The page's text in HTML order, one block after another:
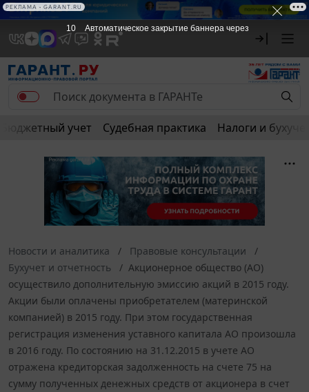
Бюджетный учет Судебная практика Налоги и
Новости и аналитика
Правовые консультации
Бухучет и отчетность
Акционерное общество (АО)
осуществило дополнительную эмиссию акций в 2015 году.
Акции были оплачены приобретателем (материнской
компанией) в 2015 году. При этом государственная
регистрация изменения уставного капитала АО произошла
в 2016 году. По состоянию на 31.12.2015 в учете АО
отражена кредиторская задолженность на счете 75 на
сумму полученных денежных средств от акционера в счет
10 Автоматическое закрытие баннера через
РЕКЛАМА • GARANT.RU